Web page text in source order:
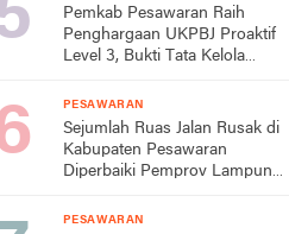
Pemkab Pesawaran Raih
Penghargaan UKPBJ Proaktif
Level 3, Bukti Tata Kelola
PESAWARAN
Sejumlah Ruas Jalan Rusak di
Kabupaten Pesawaran
Diperbaiki Pemprov Lampung
PESAWARAN